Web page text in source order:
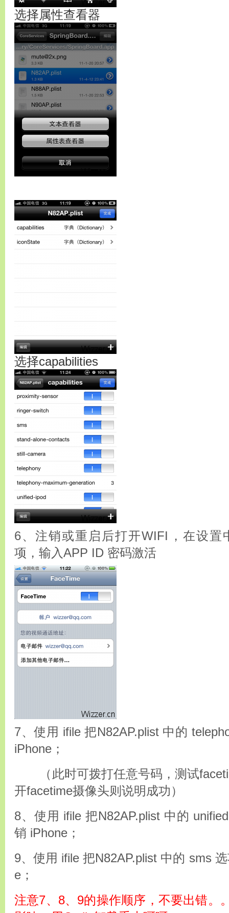
选择属性查看器
选择capabilities
6、注销或重启后打开WIFI，在设置
项，输入APP ID 密码激活
7、使用 ifile 把N82AP.plist 中的
iPhone；
（此时可拨打任意号码，测试
开facetime摄像头则说明成功）
8、使用 ifile 把N82AP.plist 中的
销 iPhone；
9、使用 ifile 把N82AP.plist 中的 sms
e；
注意7、8、9的操作顺序，不要出错。